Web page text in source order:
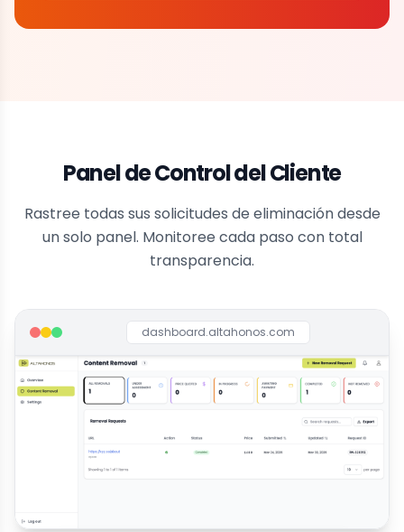
Panel de Control del Cliente
Rastree todas sus solicitudes de eliminación desde
un solo panel. Monitoree cada paso con total
transparencia.
dashboard.altahonos.com